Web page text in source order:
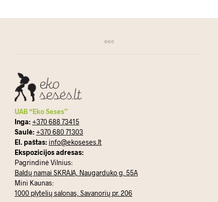
UAB “Eko Seses”
Inga: +370 688 73415
Saulė: +370 680 71303
El. paštas: info@ekoseses.lt
Ekspozicijos adresas:
Pagrindinė Vilnius:
Baldų namai SKRAJA, Naugarduko g. 55A
Mini Kaunas:
1000 plytelių salonas, Savanorių pr. 206